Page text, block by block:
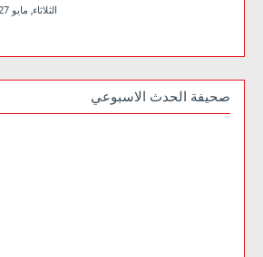
الثلاثاء, مايو 27, 2025
صحيفة الحدث الاسبوعي